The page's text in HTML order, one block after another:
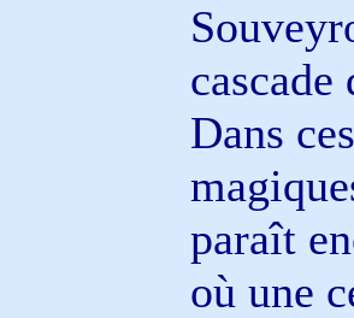
cascade
Dans
paraît
où une